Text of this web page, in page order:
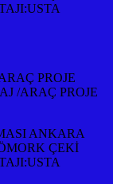
PROJE
/ARAÇ PROJE
ANKARA
ÇEKİ